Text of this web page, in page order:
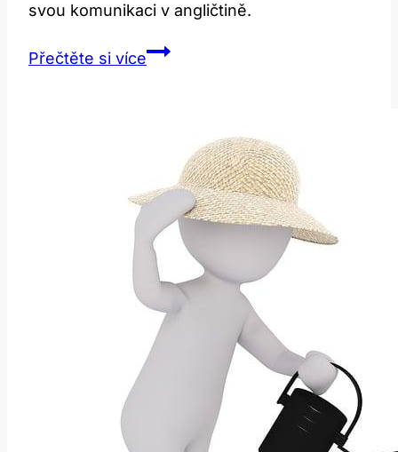
svou komunikaci v angličtině.
Přečtěte si víceWho
v
Anglickém
Jazyce?